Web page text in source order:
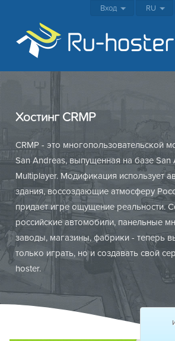
Вход RU
Хостинг CRMP
CRMP - это многопользовательской
San Andreas, выпущенная на базе San
Multiplayer. Модификация использует
здания, воссоздающие атмосферу
придает игре ощущение реальности.
российские автомобили, панельные
заводы, магазины, фабрики - теперь
только играть, но и создавать свой
hoster.